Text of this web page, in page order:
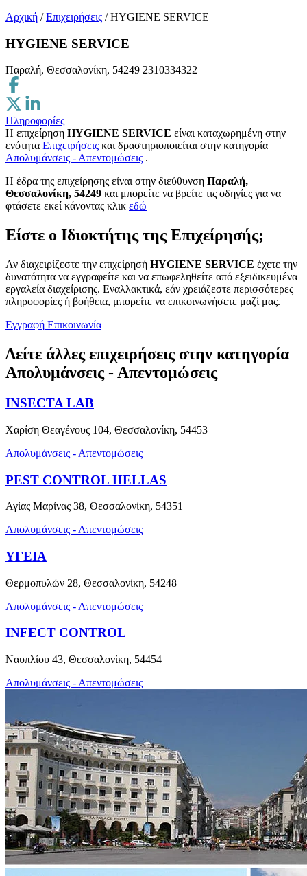
Αρχική / Επιχειρήσεις / HYGIENE SERVICE
HYGIENE SERVICE
Παραλή, Θεσσαλονίκη, 54249 2310334322
Πληροφορίες
Η επιχείρηση HYGIENE SERVICE είναι καταχωρημένη στην
ενότητα Επιχειρήσεις και δραστηριοποιείται στην κατηγορία
Απολυμάνσεις - Απεντομώσεις .
H έδρα της επιχείρησης είναι στην διεύθυνση Παραλή,
Θεσσαλονίκη, 54249 και μπορείτε να βρείτε τις οδηγίες για να
φτάσετε εκεί κάνοντας κλικ εδώ
Είστε ο Ιδιοκτήτης της Επιχείρησής;
Αν διαχειρίζεστε την επιχείρησή HYGIENE SERVICE έχετε την
δυνατότητα να εγγραφείτε και να επωφεληθείτε από εξειδικευμένα
εργαλεία διαχείρισης. Εναλλακτικά, εάν χρειάζεστε περισσότερες
πληροφορίες ή βοήθεια, μπορείτε να επικοινωνήσετε μαζί μας.
Εγγραφή Επικοινωνία
Δείτε άλλες επιχειρήσεις στην κατηγορία
Απολυμάνσεις - Απεντομώσεις
INSECTA LAB
Χαρίση Θεαγένους 104, Θεσσαλονίκη, 54453
Απολυμάνσεις - Απεντομώσεις
PEST CONTROL HELLAS
Αγίας Μαρίνας 38, Θεσσαλονίκη, 54351
Απολυμάνσεις - Απεντομώσεις
ΥΓΕΙΑ
Θερμοπυλών 28, Θεσσαλονίκη, 54248
Απολυμάνσεις - Απεντομώσεις
INFECT CONTROL
Ναυπλίου 43, Θεσσαλονίκη, 54454
Απολυμάνσεις - Απεντομώσεις